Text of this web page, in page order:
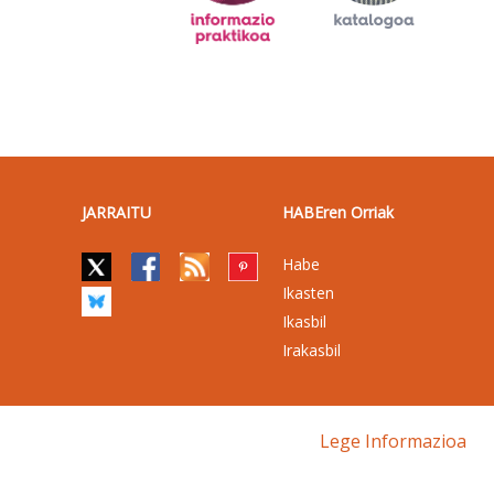
JARRAITU HABEren Orriak
Habe
Ikasten
Ikasbil
Irakasbil
Lege Informazioa